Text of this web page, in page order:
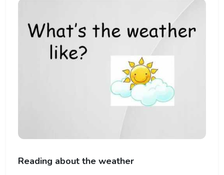
Reading about the weather